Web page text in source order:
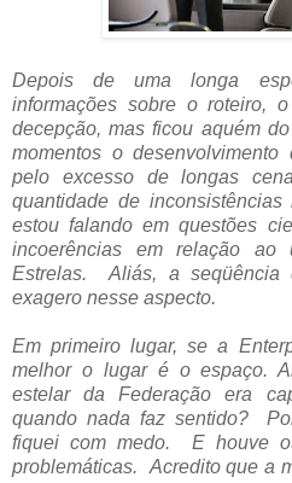
Depois de uma longa
informações sobre o roteiro,
decepção, mas ficou aquém
momentos o
pelo excesso de longas
quantidade de
estou falando em questões
incoerências em relação ao
Estrelas. Aliás, a seqüência
exagero nesse aspecto.
Em primeiro lugar, se a
melhor o lugar é o espaço.
estelar da Federação era
quando nada faz sentido?
fiquei com medo. E houve
problemáticas. Acredito que a